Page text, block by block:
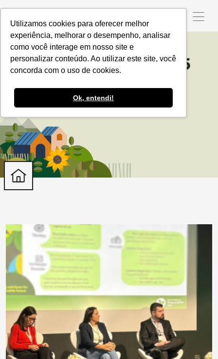
Utilizamos cookies para oferecer melhor
experiência, melhorar o desempenho, analisar
como você interage em nosso site e
personalizar conteúdo. Ao utilizar este site, você
concorda com o uso de cookies.
Ok, entendi!
Conferência RTRS 2025